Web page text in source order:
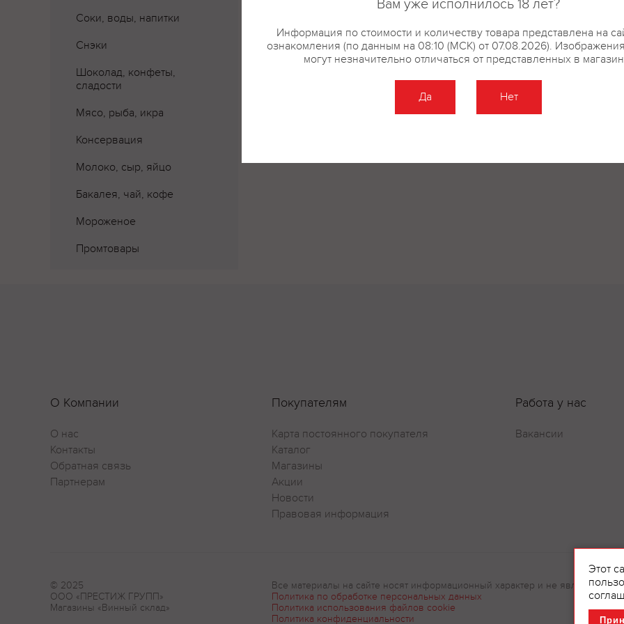
Соки, воды, напитки
Снэки
Шоколад, конфеты,
сладости
Мясо, рыба, икра
Консервация
Молоко, сыр, яйцо
Бакалея, чай, кофе
Мороженое
Промтовары
О Компании
О нас
Контакты
Обратная связь
Партнерам
Покупателям
Карта постоянного покупателя
Каталог
Магазины
Акции
Новости
Правовая информация
Работа у нас
Вакансии
© 2025
ООО «ПРЕСТИЖ ГРУПП»
Магазины «Винный склад»
Все материалы на сайте носят информационный характер и не являются
Политика по обработке персональных данных
Политика использования файлов cookie
Политика конфиденциальности
Этот
Вам уже исполнилось 18 лет?
Информация по стоимости и количеству товара представлена на
ознакомления (по данным на 08:10 (МСК) от 07.08.2026).
могут незначительно отличаться от представленных в
Да Нет